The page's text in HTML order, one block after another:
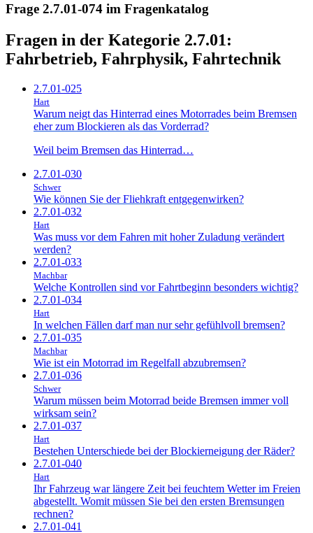
Frage 2.7.01-074 im Fragenkatalog
Fragen in der Kategorie 2.7.01:
Fahrbetrieb, Fahrphysik, Fahrtechnik
2.7.01-025
Hart
Warum neigt das Hinterrad eines Motorrades beim Bremsen
eher zum Blockieren als das Vorderrad?
Weil beim Bremsen das Hinterrad…
2.7.01-030
Schwer
Wie können Sie der Fliehkraft entgegenwirken?
2.7.01-032
Hart
Was muss vor dem Fahren mit hoher Zuladung verändert
werden?
2.7.01-033
Machbar
Welche Kontrollen sind vor Fahrtbeginn besonders wichtig?
2.7.01-034
Hart
In welchen Fällen darf man nur sehr gefühlvoll bremsen?
2.7.01-035
Machbar
Wie ist ein Motorrad im Regelfall abzubremsen?
2.7.01-036
Schwer
Warum müssen beim Motorrad beide Bremsen immer voll
wirksam sein?
2.7.01-037
Hart
Bestehen Unterschiede bei der Blockierneigung der Räder?
2.7.01-040
Hart
Ihr Fahrzeug war längere Zeit bei feuchtem Wetter im Freien
abgestellt. Womit müssen Sie bei den ersten Bremsungen
rechnen?
2.7.01-041